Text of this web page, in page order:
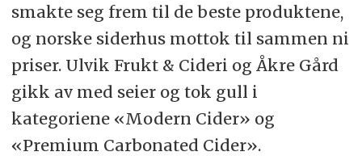
smakte seg frem til de beste produktene,
og norske siderhus mottok til sammen ni
priser. Ulvik Frukt & Cideri og Åkre Gård
gikk av med seier og tok gull i
kategoriene «Modern Cider» og
«Premium Carbonated Cider».